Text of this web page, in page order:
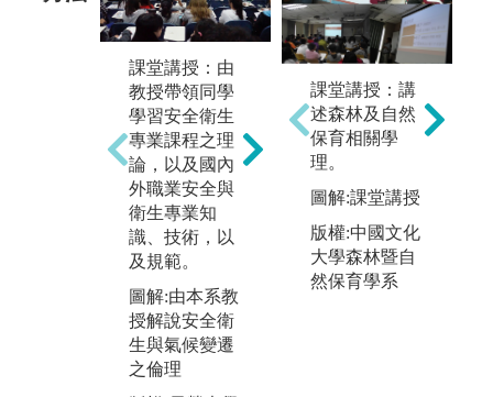
課堂講授：由
教授帶領同學
學習安全衛生
專業課程之理
論，以及國內
外職業安全與
衛生專業知
識、技術，以
及規範。
圖解:由本系教
授解說安全衛
生與氣候變遷
之倫理
實務教學：結
合業師教授及
協助同學透過
實際實驗操
作，培育並提
升同學具備實
務操作之能
力，同時達成
理論與實務之
課堂講授：講
述森林及自然
保育相關學
理。
圖解:課堂講授
版權:中國文化
大學森林暨自
然保育學系